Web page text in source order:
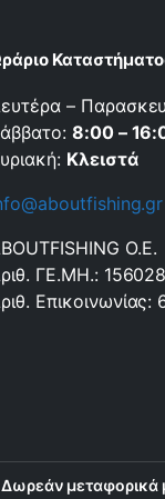
–
8:00 –
Κλειστά
Ο.Ε.
ΓΕ.ΜΗ.:
Δωρεάν μεταφορικά